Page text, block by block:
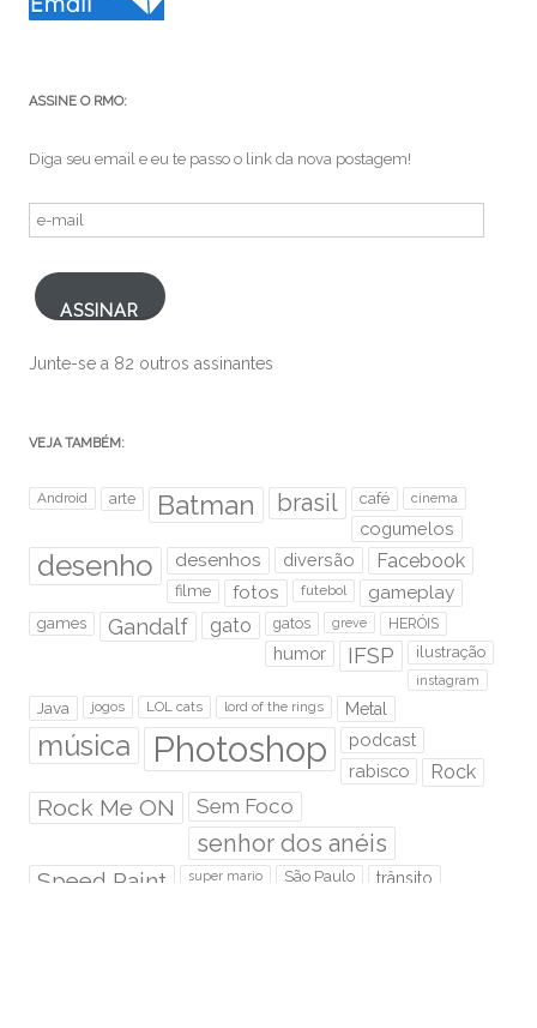
ASSINE O RMO:
Diga seu email e eu te passo o link da nova postagem!
e-
ASSINAR
Junte-se a 82 outros assinantes
VEJA TAMBÉM:
Android arte Batman brasil café cinema
cogumelos
desenho desenhos diversão Facebook
filme fotos futebol gameplay
games Gandalf gato gatos greve HERÓIS
humor IFSP ilustração
instagram
Java jogos LOL cats lord of the rings Metal
música Photoshop
podcast
rabisco
Rock
Rock Me ON Sem Foco
senhor dos anéis
Speed Paint super mario São Paulo trânsito